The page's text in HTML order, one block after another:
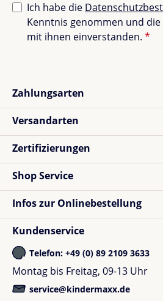
Bewertungen nur in der
5Bewertungen
Jonas R.
Verified buyer
Sehr wertig verarbeitet
Shopkunde
Verified buyer
Ich habe die
Kenntnis genommen und die
mit ihnen einverstanden. *
Zahlungsarten
Versandarten
Zertifizierungen
Shop Service
Infos zur Onlinebestellung
Kundenservice
Telefon: +49 (0) 89 2109 3633
Montag bis Freitag, 09-13 Uhr
service@kindermaxx.de